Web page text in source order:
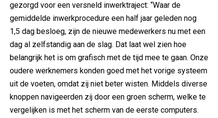
gezorgd voor een versneld inwerktraject: “Waar de
gemiddelde inwerkprocedure een half jaar geleden nog
1,5 dag besloeg, zijn de nieuwe medewerkers nu met een
dag al zelfstandig aan de slag. Dat laat wel zien hoe
belangrijk het is om grafisch met de tijd mee te gaan. Onze
oudere werknemers konden goed met het vorige systeem
uit de voeten, omdat zij niet beter wisten. Middels diverse
knoppen navigeerden zij door een groen scherm, welke te
vergelijken is met het scherm van de eerste computers.